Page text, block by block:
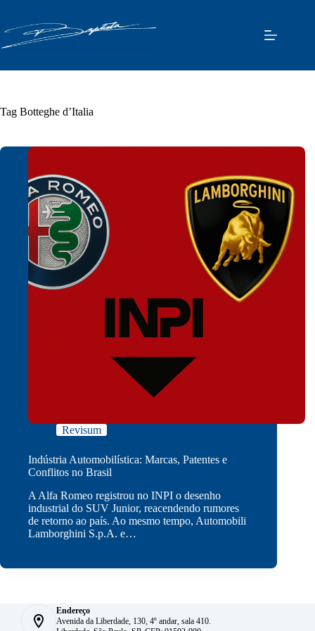
o
conteúdo
Tag Botteghe d’Italia
Revisum
Indústria Automobilística: Marcas, Patentes e
Conflitos no Brasil
A Alfa Romeo registrou no INPI o desenho
industrial do SUV Junior, reacendendo rumores
de retorno ao país. Ao mesmo tempo, Automobili
Lamborghini S.p.A. e…
Endereço
Avenida da Liberdade, 130, 4º andar, sala 410.